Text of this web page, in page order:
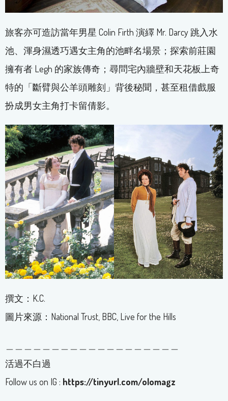
旅客亦可造訪當年男星 Colin Firth 演繹 Mr. Darcy 跳入水
池、渾身濕透巧遇女主角的池畔名場景；探索前莊園
擁有者 Legh 的家族傳奇；尋問宅內牆壁和天花板上奇
特的「斷臂與公羊頭雕刻」背後秘聞，甚至租借戲服
扮成男女主角打卡留倩影。
撰文：K.C.
圖片來源：National Trust, BBC, Live for the Hills
活過不白過
Follow us on IG : https://tinyurl.com/olomagz